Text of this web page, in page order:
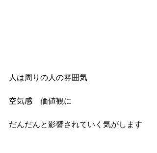
人は周りの人の雰囲気
空気感　価値観に
だんだんと影響されていく気がします